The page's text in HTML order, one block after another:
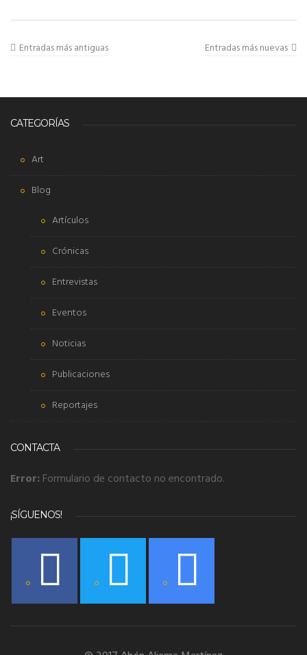
Entradas más antiguas Entradas más nuevas
CATEGORÍAS
Art
Blog
Artículos
Crónicas
Entrevistas
Eventos
Noticias
Publicaciones
Reportajes
CONTACTA
Error:Formulario de contacto no encontrado.
¡SÍGUENOS!